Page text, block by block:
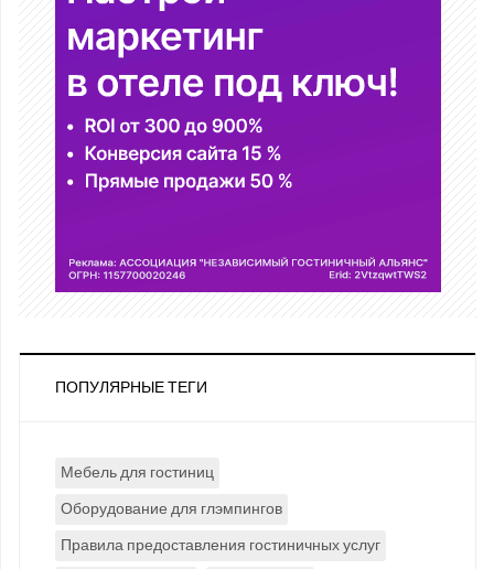
ПОПУЛЯРНЫЕ ТЕГИ
Мебель для гостиниц
Оборудование для глэмпингов
Правила предоставления гостиничных услуг